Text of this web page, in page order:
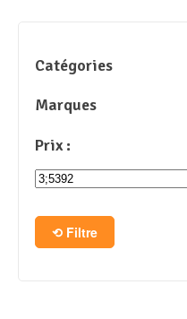
Catégories
Marques
Prix :
Filtre